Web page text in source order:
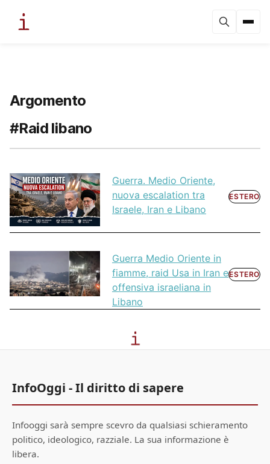
Argomento
#Raid libano
Guerra. Medio Oriente,
nuova escalation tra
Israele, Iran e Libano
ESTERO
Guerra Medio Oriente in
fiamme, raid Usa in Iran e
offensiva israeliana in
Libano
ESTERO
InfoOggi - Il diritto di sapere
Infooggi sarà sempre scevro da qualsiasi schieramento
politico, ideologico, razziale. La sua informazione è
libera.